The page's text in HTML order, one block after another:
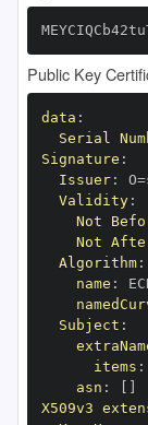
Public Key
data :
Serial
Signature :
Issuer:
Validity:
Not
Not
Algorithm:
name :
Subject :
items :
asn :
X509v3